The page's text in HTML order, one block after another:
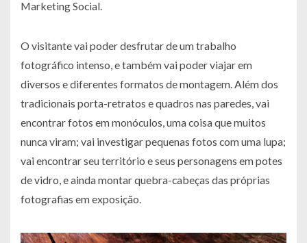
Marketing Social.
O visitante vai poder desfrutar de um trabalho
fotográfico intenso, e também vai poder viajar em
diversos e diferentes formatos de montagem. Além dos
tradicionais porta-retratos e quadros nas paredes, vai
encontrar fotos em monóculos, uma coisa que muitos
nunca viram; vai investigar pequenas fotos com uma lupa;
vai encontrar seu território e seus personagens em potes
de vidro, e ainda montar quebra-cabeças das próprias
fotografias em exposição.